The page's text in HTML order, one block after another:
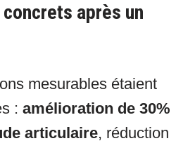
après un
mesurables étaient
: amélioration de 30%
articulaire, réduction